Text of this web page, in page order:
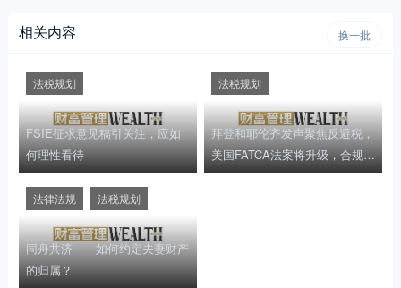
相关内容 换一批
FSIE征求意见稿引关注，应如
何理性看待
法税规划
拜登和耶伦齐发声聚焦反避税，
美国FATCA法案将升级，合规性
风险是跨境的第一要素
法税规划
同舟共济——如何约定夫妻财产
的归属？
法律法规 法税规划